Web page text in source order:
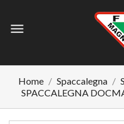
menu
Home Spaccalegna
SPACCALEGNA